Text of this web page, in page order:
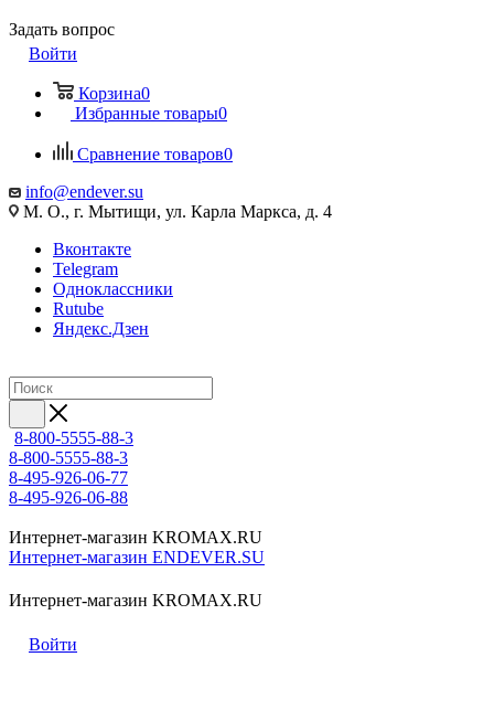
Задать вопрос
Войти
Корзина0
Избранные товары0
Сравнение товаров0
info@endever.su
М. О., г. Мытищи, ул. Карла Маркса, д. 4
Вконтакте
Telegram
Одноклассники
Rutube
Яндекс.Дзен
8-800-5555-88-3
8-800-5555-88-3
8-495-926-06-77
8-495-926-06-88
Интернет-магазин KROMAX.RU
Интернет-магазин ENDEVER.SU
Интернет-магазин KROMAX.RU
Войти